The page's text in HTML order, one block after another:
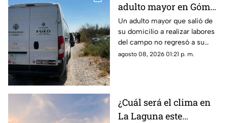
adulto mayor en Gómez
Palacio; habría sufrido
un infarto
Un adulto mayor que salió de
su domicilio a realizar labores
del campo no regresó a su
hogar. Tras ser buscado por su
agosto 08, 2026 01:21 p. m.
¿Cuál será el clima en
La Laguna este